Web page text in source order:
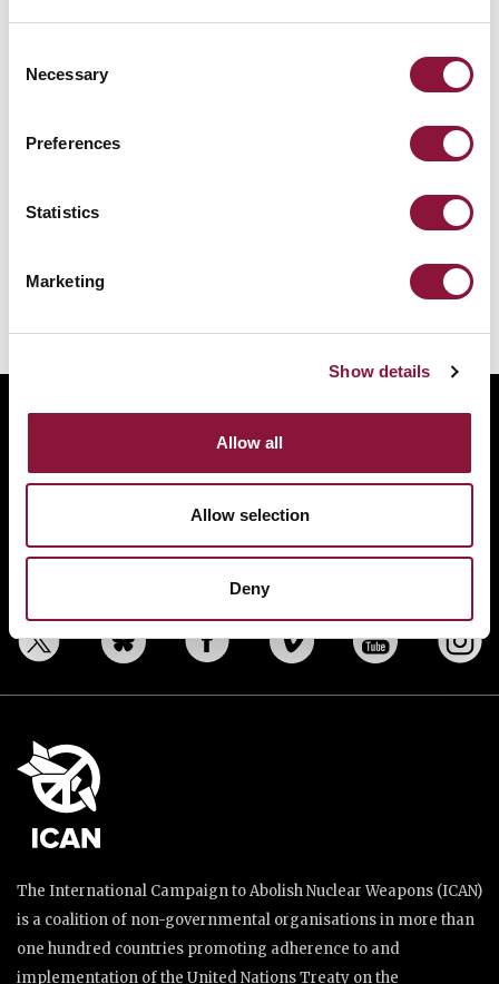
Selection
Necessary
Preferences
Statistics
Marketing
Show details
Allow all
Allow selection
Deny
ABOUT
BANNING NUCLEAR WEAPONS
RESOURCES AND UPDATES
DONATE
The International Campaign to Abolish Nuclear Weapons (ICAN)
is a coalition of non-governmental organisations in more than
one hundred countries promoting adherence to and
implementation of the United Nations Treaty on the